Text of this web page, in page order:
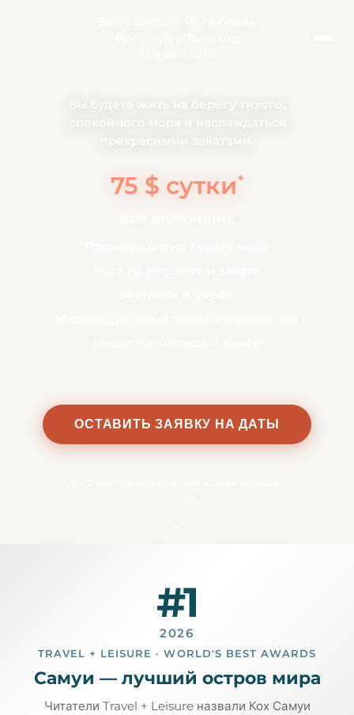
Вы будете жить на берегу тихого,
спокойного моря и наслаждаться
прекрасными закатами.
75 $ сутки*
ОСТАВИТЬ ЗАЯВКУ НА ДАТЫ
#1
2026
TRAVEL + LEISURE · WORLD'S BEST AWARDS
Самуи — лучший остров мира
Читатели Travel + Leisure назвали Кох Самуи